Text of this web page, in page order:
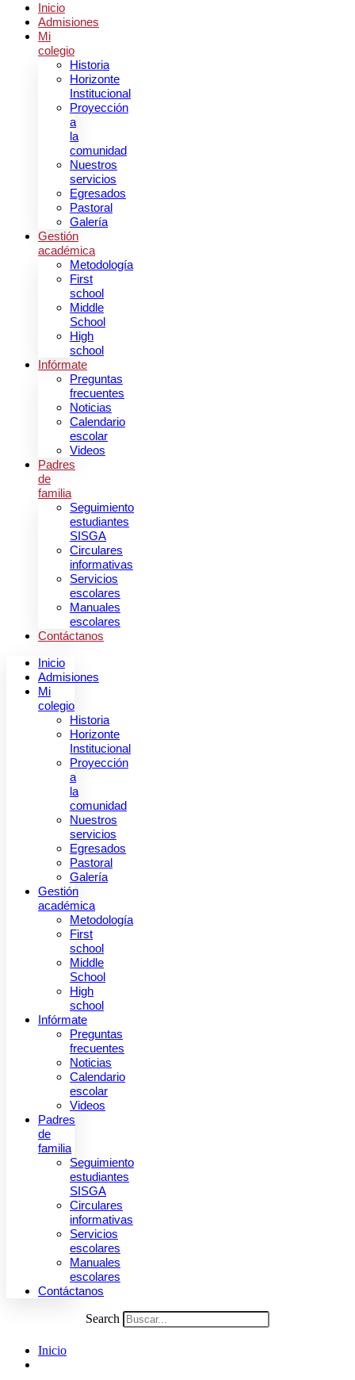
Inicio
Admisiones
Mi
colegio
Historia
Horizonte
Institucional
Proyección
a
la
comunidad
Nuestros
servicios
Egresados
Pastoral
Galería
Gestión
académica
Metodología
First
school
Middle
School
High
school
Infórmate
Preguntas
frecuentes
Noticias
Calendario
escolar
Videos
Padres
de
familia
Seguimiento
estudiantes
SISGA
Circulares
informativas
Servicios
escolares
Manuales
escolares
Contáctanos
Inicio
Admisiones
Mi
colegio
Historia
Horizonte
Institucional
Proyección
a
la
comunidad
Nuestros
servicios
Egresados
Pastoral
Galería
Gestión
académica
Metodología
First
school
Middle
School
High
school
Infórmate
Preguntas
frecuentes
Noticias
Calendario
escolar
Videos
Padres
de
familia
Seguimiento
estudiantes
SISGA
Circulares
informativas
Servicios
escolares
Manuales
escolares
Contáctanos
Search
Inicio